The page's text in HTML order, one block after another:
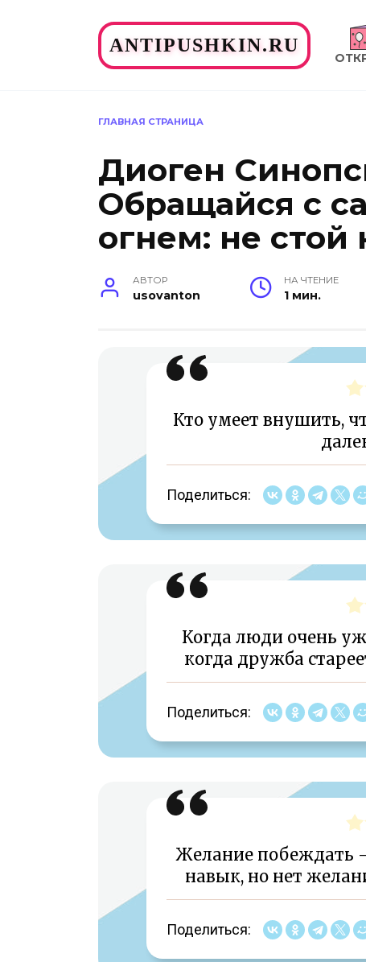
ANTIPUSHKIN.RU
ГЛАВНАЯ СТРАНИЦА
Диоген
Обращайся с
огнем: не стой
АВТОР
usovanton
НА ЧТЕНИЕ
1 мин.
Кто умеет внушить,
Поделиться:
Когда люди очень
когда дружба
Поделиться:
Желание побеждать
навык, но нет
Поделиться: